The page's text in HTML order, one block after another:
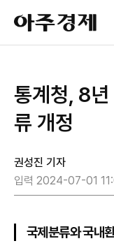
아
주
경
통계청, 8
류 개정
권성진 기자
입력 2024-07-01
국제분류와 국내